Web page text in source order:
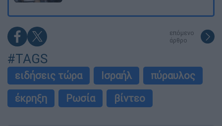
επόμενο
άρθρο
#TAGS
ειδήσεις τώρα Ισραήλ
πύραυλος
έκρηξη
Ρωσία βίντεο